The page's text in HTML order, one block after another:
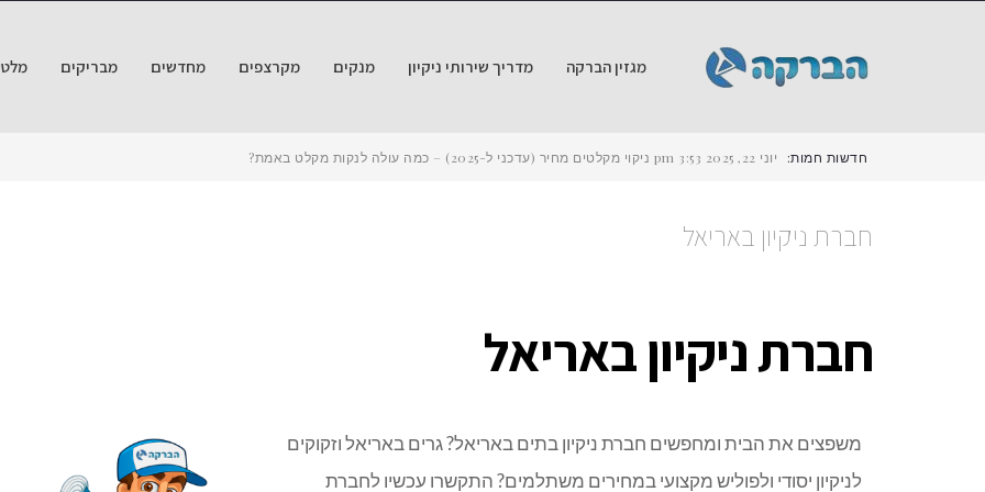
מגזין הברקה מדריך שירותי ניקיון מנקים מקרצפים מחדשים מבריקים
חדשות חמות: יוני 22, 2025 3:53 pm ניקוי מקלטים מחיר (עדכני ל-2025) – כמה עולה לנקות מקלט באמת?
חברת ניקיון באריאל
חברת ניקיון באריאל
משפצים את הבית ומחפשים חברת ניקיון בתים באריאל? גרים באריאל וזקוקים
לניקיון יסודי ולפוליש מקצועי במחירים משתלמים? התקשרו עכשיו לחברת